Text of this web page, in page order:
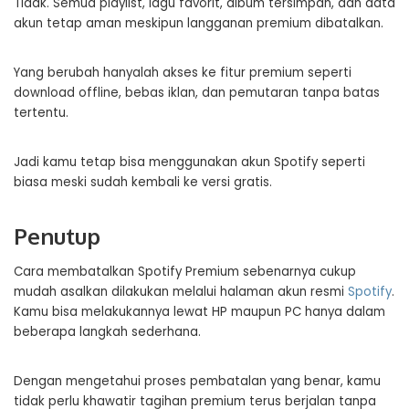
Tidak. Semua playlist, lagu favorit, album tersimpan, dan data
akun tetap aman meskipun langganan premium dibatalkan.
Yang berubah hanyalah akses ke fitur premium seperti
download offline, bebas iklan, dan pemutaran tanpa batas
tertentu.
Jadi kamu tetap bisa menggunakan akun Spotify seperti
biasa meski sudah kembali ke versi gratis.
Penutup
Cara membatalkan Spotify Premium sebenarnya cukup
mudah asalkan dilakukan melalui halaman akun resmi Spotify.
Kamu bisa melakukannya lewat HP maupun PC hanya dalam
beberapa langkah sederhana.
Dengan mengetahui proses pembatalan yang benar, kamu
tidak perlu khawatir tagihan premium terus berjalan tanpa